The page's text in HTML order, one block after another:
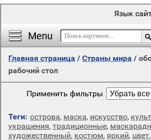
Menu
Язык
Главная страница / Страны мира /
рабочий стол
Применить фильтры
Теги: острова, маска, искусство,
украшения, традиционные,
художественный, костюм, яркий, цвет,